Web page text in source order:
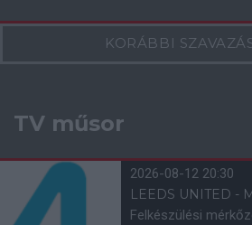
KORÁBBI
TV műsor
2026-08-12 20:30
LEEDS UNITED -
Felkészülési